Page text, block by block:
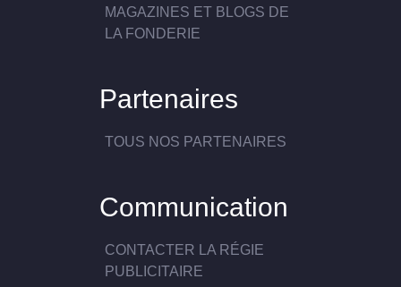
MAGAZINES ET BLOGS DE
LA FONDERIE
Partenaires
TOUS NOS PARTENAIRES
Communication
CONTACTER LA RÉGIE
PUBLICITAIRE